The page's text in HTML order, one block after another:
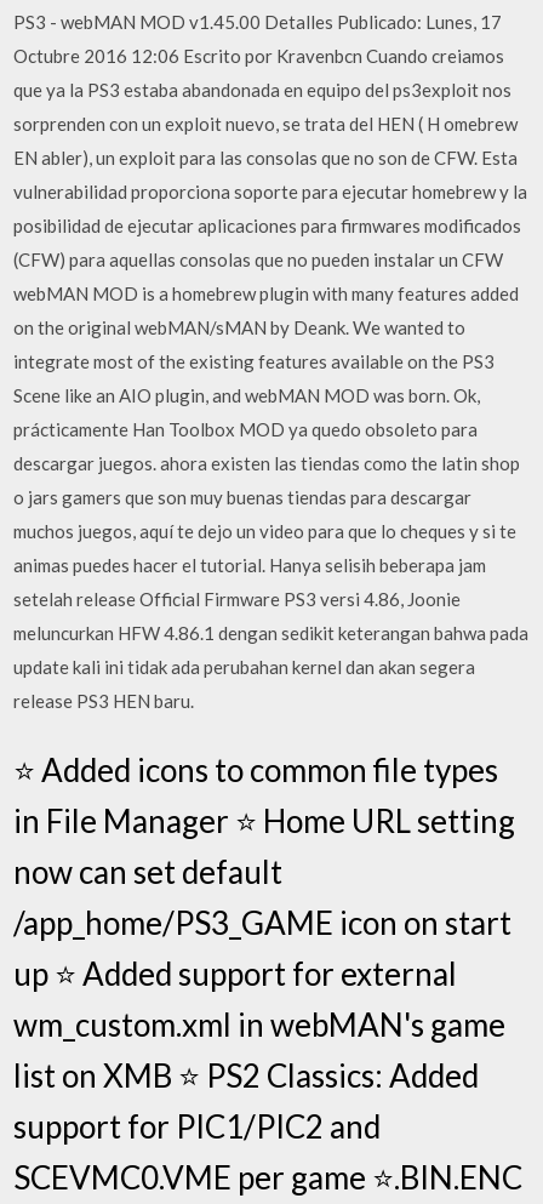
PS3 - webMAN MOD v1.45.00 Detalles Publicado: Lunes, 17
Octubre 2016 12:06 Escrito por Kravenbcn Cuando creiamos
que ya la PS3 estaba abandonada en equipo del ps3exploit nos
sorprenden con un exploit nuevo, se trata del HEN ( H omebrew
EN abler), un exploit para las consolas que no son de CFW. Esta
vulnerabilidad proporciona soporte para ejecutar homebrew y la
posibilidad de ejecutar aplicaciones para firmwares modificados
(CFW) para aquellas consolas que no pueden instalar un CFW
webMAN MOD is a homebrew plugin with many features added
on the original webMAN/sMAN by Deank. We wanted to
integrate most of the existing features available on the PS3
Scene like an AIO plugin, and webMAN MOD was born. Ok,
prácticamente Han Toolbox MOD ya quedo obsoleto para
descargar juegos. ahora existen las tiendas como the latin shop
o jars gamers que son muy buenas tiendas para descargar
muchos juegos, aquí te dejo un video para que lo cheques y si te
animas puedes hacer el tutorial. Hanya selisih beberapa jam
setelah release Official Firmware PS3 versi 4.86, Joonie
meluncurkan HFW 4.86.1 dengan sedikit keterangan bahwa pada
update kali ini tidak ada perubahan kernel dan akan segera
release PS3 HEN baru.
⭐️ Added icons to common file types
in File Manager ⭐️ Home URL setting
now can set default
/app_home/PS3_GAME icon on start
up ⭐️ Added support for external
wm_custom.xml in webMAN's game
list on XMB ⭐️ PS2 Classics: Added
support for PIC1/PIC2 and
SCEVMC0.VME per game ⭐️.BIN.ENC